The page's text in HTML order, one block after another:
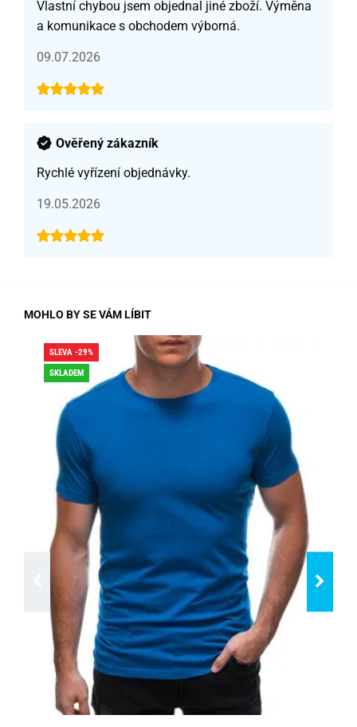
Vlastní chybou jsem objednal jiné zboží. Výměna
a komunikace s obchodem výborná.
09.07.2026
Ověřený zákazník
Rychlé vyřízení objednávky.
19.05.2026
MOHLO BY SE VÁM LÍBIT
SLEVA -29%
SKLADEM